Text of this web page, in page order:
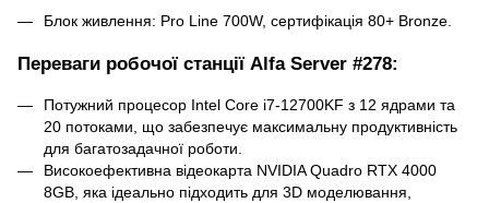
Блок живлення: Pro Line 700W, сертифікація 80+ Bronze.
Переваги робочої станції Alfa Server #278:
Потужний процесор Intel Core i7-12700KF з 12 ядрами та
20 потоками, що забезпечує максимальну продуктивність
для багатозадачної роботи.
Високоефективна відеокарта NVIDIA Quadro RTX 4000
8GB, яка ідеально підходить для 3D моделювання,